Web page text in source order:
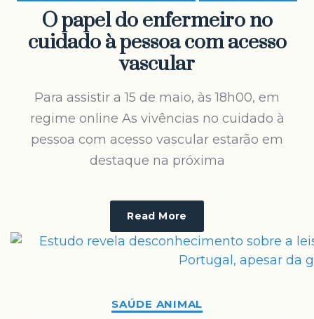
O papel do enfermeiro no
cuidado à pessoa com acesso
vascular
Para assistir a 15 de maio, às 18h00, em
regime online As vivências no cuidado à
pessoa com acesso vascular estarão em
destaque na próxima
Read More
SAÚDE ANIMAL